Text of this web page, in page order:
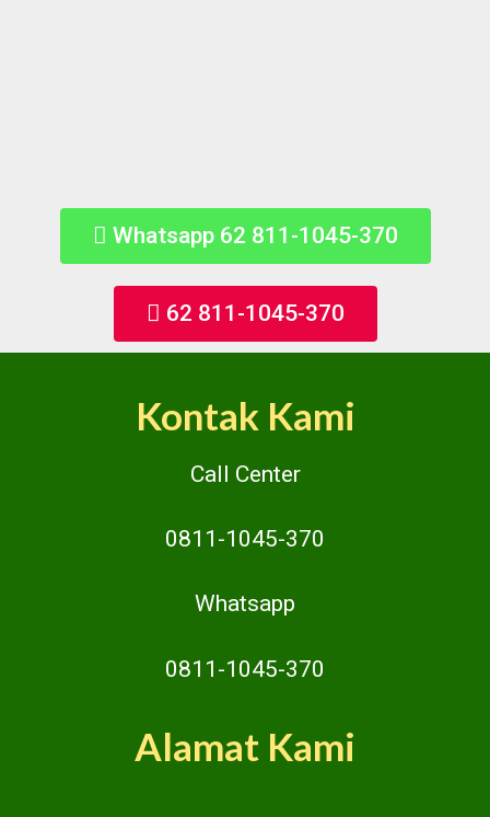
Whatsapp 62 811-1045-370
62 811-1045-370
Kontak Kami
Call Center
0811-1045-370
Whatsapp
0811-1045-370
Alamat Kami